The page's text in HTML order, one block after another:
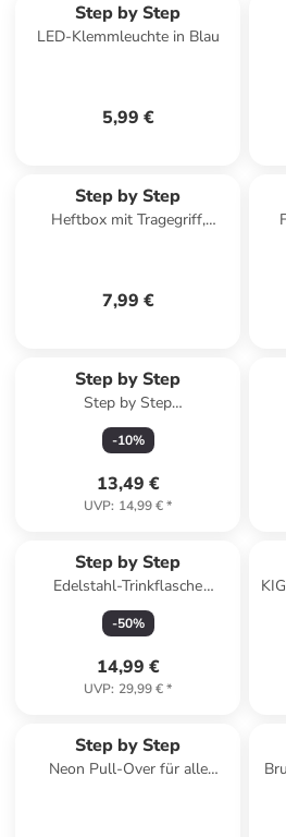
Step by Step
LED-Klemmleuchte in Blau
5,99 €
Step by Step
Heftbox mit Tragegriff,
7,99 €
Step by Step
Step by Step
Regen-/Sicherheitshülle,
Medium, Pink
-10%
13,49 €
UVP: 14,99 €*
Step by Step
Edelstahl-Trinkflasche
Mermaid Bella in blau
-50%
14,99 €
UVP: 29,99 €*
Step by Step
Neon Pull-Over für alle